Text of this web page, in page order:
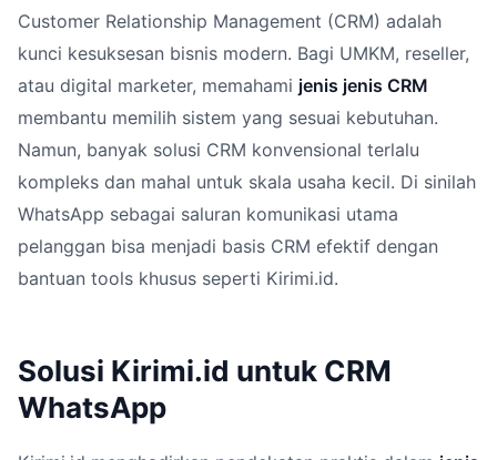
Customer Relationship Management (CRM) adalah
kunci kesuksesan bisnis modern. Bagi UMKM, reseller,
atau digital marketer, memahami jenis jenis CRM
membantu memilih sistem yang sesuai kebutuhan.
Namun, banyak solusi CRM konvensional terlalu
kompleks dan mahal untuk skala usaha kecil. Di sinilah
WhatsApp sebagai saluran komunikasi utama
pelanggan bisa menjadi basis CRM efektif dengan
bantuan tools khusus seperti Kirimi.id.
Solusi Kirimi.id untuk CRM
WhatsApp